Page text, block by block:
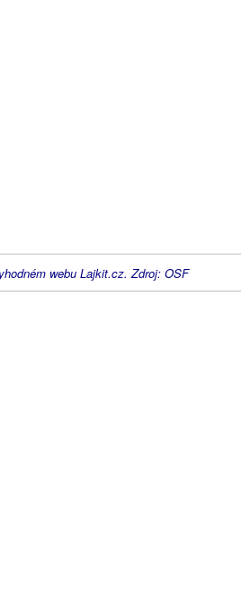
webu Lajkit.cz. Zdroj: OSF